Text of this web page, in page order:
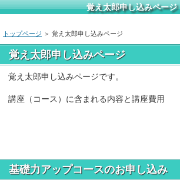
覚え太郎申し込みページ
トップページ ＞ 覚え太郎申し込みページ
覚え太郎申し込みページ
覚え太郎申し込みページです。
講座（コース）に含まれる内容と講座費用
基礎力アップコースのお申し込み